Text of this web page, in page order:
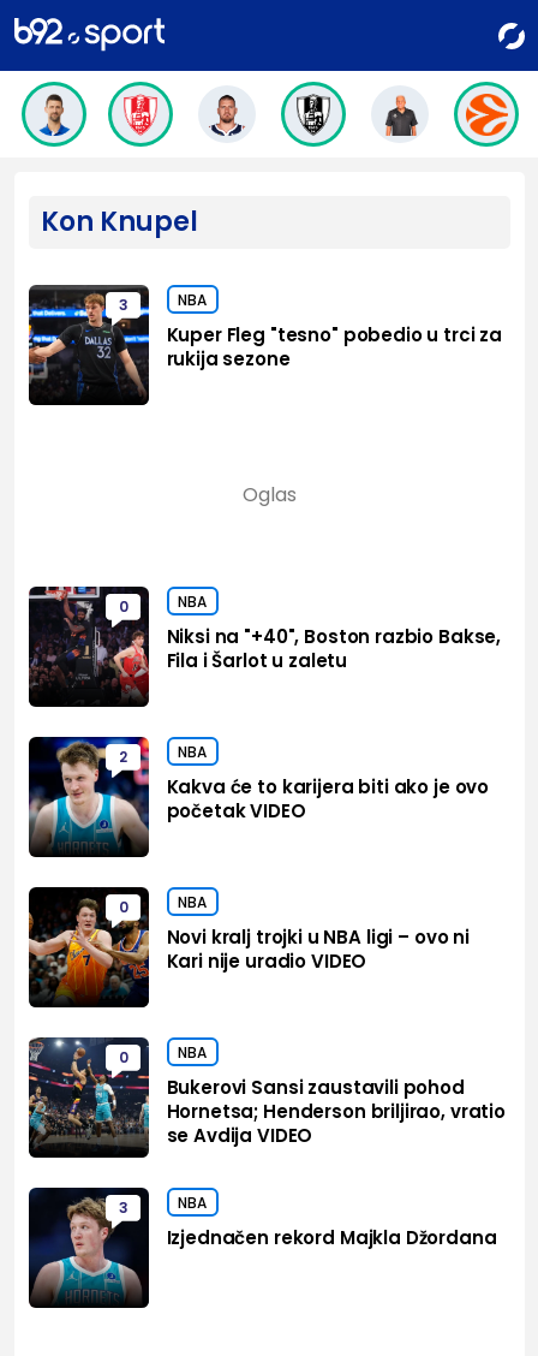
Kon Knupel
3 NBA
Kuper Fleg "tesno" pobedio u trci za
rukija sezone
0 NBA
Niksi na "+40", Boston razbio Bakse,
Fila i Šarlot u zaletu
2 NBA
Kakva će to karijera biti ako je ovo
početak VIDEO
0 NBA
Novi kralj trojki u NBA ligi – ovo ni
Kari nije uradio VIDEO
0 NBA
Bukerovi Sansi zaustavili pohod
Hornetsa; Henderson briljirao, vratio
se Avdija VIDEO
3 NBA
Izjednačen rekord Majkla Džordana